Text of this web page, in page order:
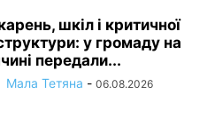
шкіл і критичної
у громаду на
передали...
Мала Тетяна - 06.08.2026